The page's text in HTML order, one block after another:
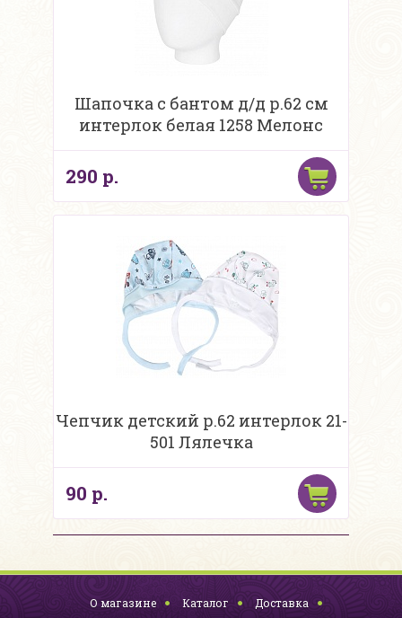
Шапочка с бантом д/д р.62 см
интерлок белая 1258 Мелонс
290 р.
Чепчик детский р.62 интерлок 21-
501 Лялечка
90 р.
О магазине Каталог Доставка